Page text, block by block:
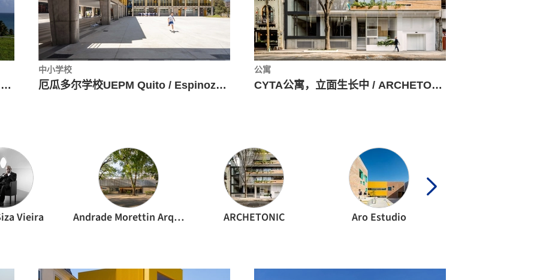
波多黎各白色‘烟囱’住宅 / FUSTER + Architects
中小学校
厄瓜多尔学校UEPM Quito / Espinoza Carvajal Arquitectos
公寓
CYTA公寓，立面生长中 / ARCHETONIC + ATIKO Arquitectos
Vieira Andrade Morettin Arquitetos Associados ARCHETONIC Aro Estudio